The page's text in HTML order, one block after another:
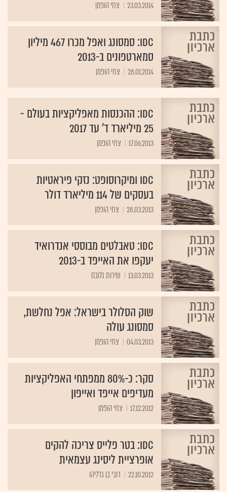
IDC: סמסונג ואפל מכרו 467 מיליון
סמארטפונים ב-2013
28.01.2014 צחי הופמן
25 מיליארד ד' עד 2017
17.06.2013 צחי הופמן
בעסקים של 114 מיליארד דולר
28.03.2013 צחי הופמן
יעקפו את האייפד ב-2013
13.03.2013 שירות גלובס
סמסונג עולה
04.03.2013 צחי הופמן
מעדיפים אייפד ואייפון
17.12.2012 צחי הופמן
אופרציית ליסינג עצמאית
22.10.2012 דובי בן גדליהו